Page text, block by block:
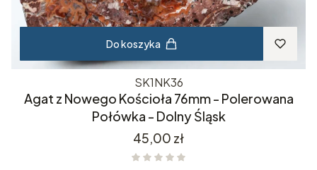
Do koszyka
SK1NK36
Agat z Nowego Kościoła 76mm - Polerowana
Połówka - Dolny Śląsk
Cena
45,00 zł